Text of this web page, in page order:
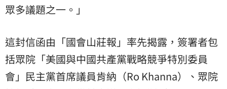
眾多議題之一。」
這封信函由「國會山莊報」率先揭露，簽署者包
括眾院「美國與中國共產黨戰略競爭特別委員
會」民主黨首席議員肯納（Ro Khanna）、眾院